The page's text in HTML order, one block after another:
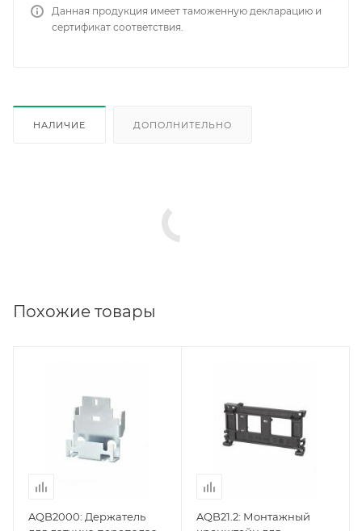
Данная продукция имеет таможенную декларацию и
сертификат соответствия.
НАЛИЧИЕ ДОПОЛНИТЕЛЬНО
Похожие товары
AQB2000: Держатель
AQB21.2: Монтажный